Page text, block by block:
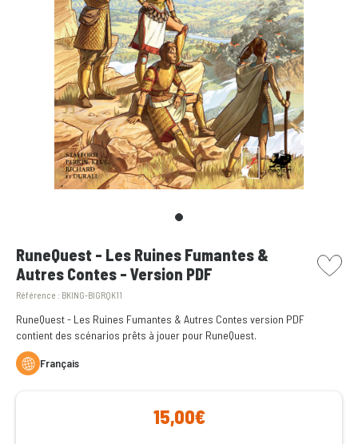
RuneQuest - Les Ruines Fumantes &
Autres Contes - Version PDF
Référence : BKING-BIGRQK11
picto
RuneQuest - Les Ruines Fumantes & Autres Contes version PDF
contient des scénarios prêts à jouer pour RuneQuest.
Français
15,00€